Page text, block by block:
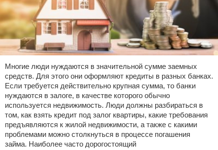
Отказ от ответственности
Многие люди нуждаются в значительной сумме заемных
средств. Для этого они оформляют кредиты в разных банках.
Если требуется действительно крупная сумма, то банки
нуждаются в залоге, в качестве которого обычно
используется недвижимость. Люди должны разбираться в
том, как взять кредит под залог квартиры, какие требования
предъявляются к жилой недвижимости, а также с какими
проблемами можно столкнуться в процессе погашения
займа. Наиболее часто дорогостоящий